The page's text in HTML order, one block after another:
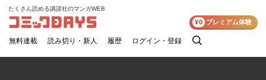
コミックDAYS
たくさん読める講談社のマンガWEB
無料連載 読み切り・新人 履歴 ログイン・登録
検
¥0 プレミアム体験